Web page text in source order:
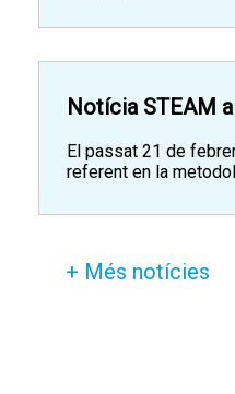
Notícia STEAM
El passat 21 de
referent en la
+ Més notícies